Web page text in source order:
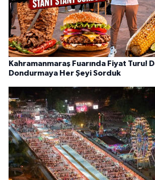
Kahramanmaraş Fuarında Fiyat Turu!
Dondurmaya Her Şeyi Sorduk